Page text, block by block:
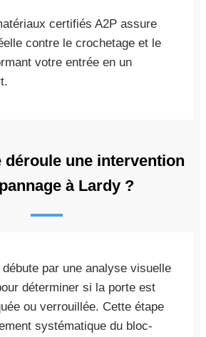
certifiés A2P assure
contre le crochetage et le
votre entrée en un
déroule une intervention
à Lardy ?
par une analyse visuelle
déterminer si la porte est
ou verrouillée. Cette étape
systématique du bloc-